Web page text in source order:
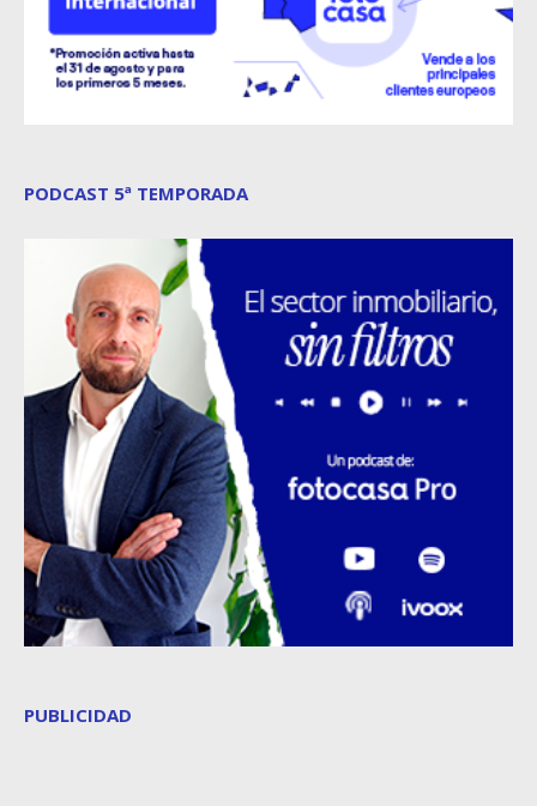
PODCAST 5ª TEMPORADA
PUBLICIDAD